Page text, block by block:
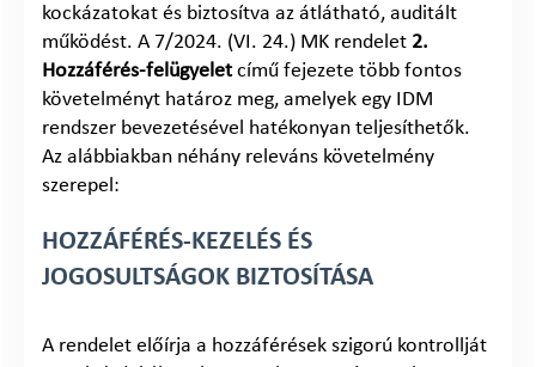
kockázatokat és biztosítva az átlátható, auditált
működést. A 7/2024. (VI. 24.) MK rendelet 2.
Hozzáférés-felügyeletcímű fejezete több fontos
követelményt határoz meg, amelyek egy IDM
rendszer bevezetésével hatékonyan teljesíthetők.
Az alábbiakban néhány releváns követelmény
szerepel:
HOZZÁFÉRÉS-KEZELÉS ÉS
JOGOSULTSÁGOK BIZTOSÍTÁSA
A rendelet előírja a hozzáférések szigorú kontrollját